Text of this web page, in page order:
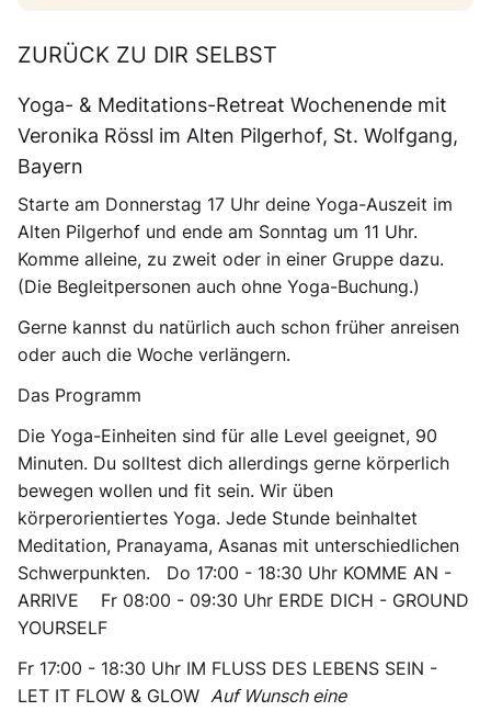
ZURÜCK ZU DIR SELBST
Yoga- & Meditations-Retreat Wochenende mit
Veronika Rössl im Alten Pilgerhof, St. Wolfgang,
Bayern
Starte am Donnerstag 17 Uhr deine Yoga-Auszeit im
Alten Pilgerhof und ende am Sonntag um 11 Uhr.
Komme alleine, zu zweit oder in einer Gruppe dazu.
(Die Begleitpersonen auch ohne Yoga-Buchung.)
Gerne kannst du natürlich auch schon früher anreisen
oder auch die Woche verlängern.
Das Programm
Die Yoga-Einheiten sind für alle Level geeignet, 90
Minuten. Du solltest dich allerdings gerne körperlich
bewegen wollen und fit sein. Wir üben
körperorientiertes Yoga. Jede Stunde beinhaltet
Meditation, Pranayama, Asanas mit unterschiedlichen
Schwerpunkten. Do 17:00 - 18:30 Uhr KOMME AN -
ARRIVE Fr 08:00 - 09:30 Uhr ERDE DICH - GROUND
YOURSELF
Fr 17:00 - 18:30 Uhr IM FLUSS DES LEBENS SEIN -
LET IT FLOW & GLOW Auf Wunsch eine